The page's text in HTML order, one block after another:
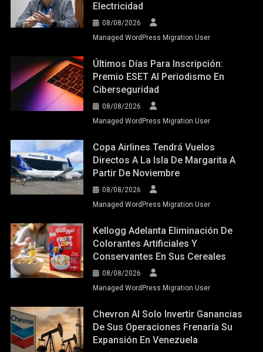
Electricidad
08/08/2026
Managed WordPress Migration User
Últimos Días Para Inscripción:
Premio ESET Al Periodismo En
Ciberseguridad
08/08/2026
Managed WordPress Migration User
Copa Airlines Tendrá Vuelos
Directos A La Isla De Margarita A
Partir De Noviembre
08/08/2026
Managed WordPress Migration User
Kellogg Adelanta Eliminación De
Colorantes Artificiales Y
Conservantes En Sus Cereales
08/08/2026
Managed WordPress Migration User
Chevron Al Solo Invertir Ganancias
De Sus Operaciones Frenaría Su
Expansión En Venezuela